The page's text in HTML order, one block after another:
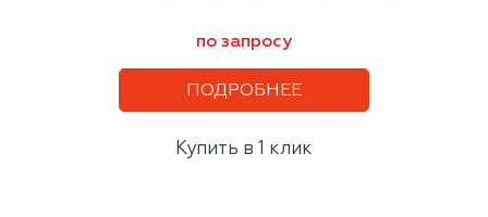
по запросу
ПОДРОБНЕЕ
Купить в 1 клик